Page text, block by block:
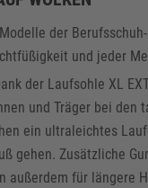
der
und jeder
der Laufsohle XL
und Träger bei den
ein ultraleichtes
gehen. Zusätzliche
außerdem für längere